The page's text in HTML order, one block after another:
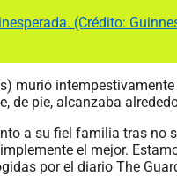
(Crédito:
murió
de pie, alcanzaba
a su fiel familia tras no
el mejor.
por el diario The